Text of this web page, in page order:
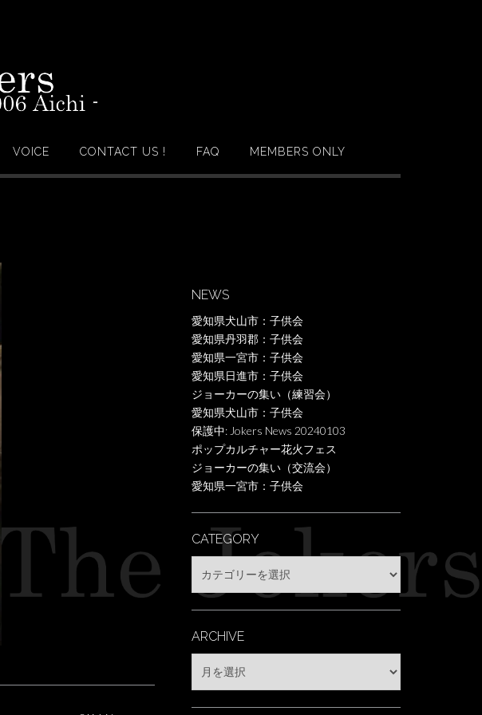
VOICE CONTACT US ! FAQ MEMBERS ONLY
NEWS
愛知県犬山市：子供会
愛知県丹羽郡：子供会
愛知県一宮市：子供会
愛知県日進市：子供会
ジョーカーの集い（練習会）
愛知県犬山市：子供会
保護中: Jokers News 20240103
ポップカルチャー花火フェス
ジョーカーの集い（交流会）
愛知県一宮市：子供会
CATEGORY
ARCHIVE